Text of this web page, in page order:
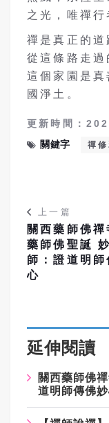
之光，唯禪行
禪是真正的
從這條路走過
這個家園是
國淨土。
更新時間：
關鍵字
禪
上一篇
關西藥師佛禪
藥師佛聖誕
師：證道明師
心
延伸閱讀
關西藥師佛
道明師傳佛